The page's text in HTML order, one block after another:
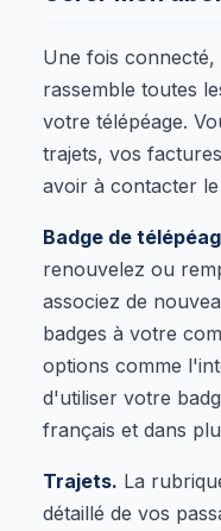
Une fois
rassemble toutes
votre télépéage.
trajets, vos
avoir à contacter
Badge de
renouvelez ou
associez de
badges à votre
options comme
d'utiliser votre
français et dans
Trajets. La
détaillé de vos